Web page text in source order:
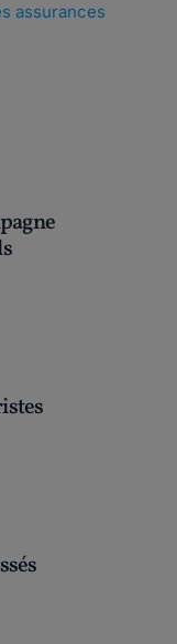
assurances